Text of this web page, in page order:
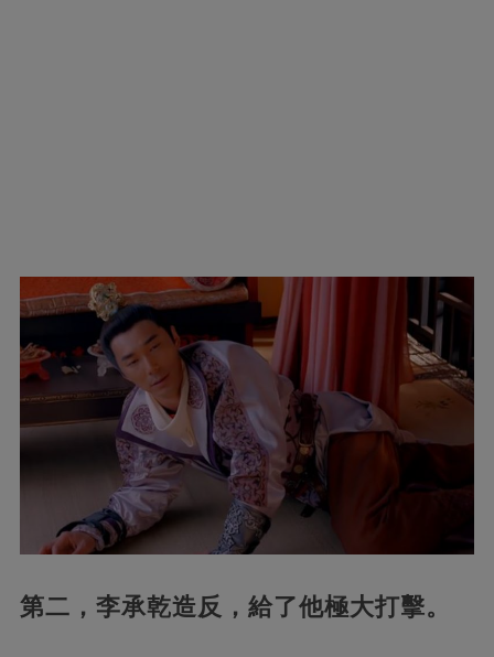
第二，李承乾造反，給了他極大打擊。